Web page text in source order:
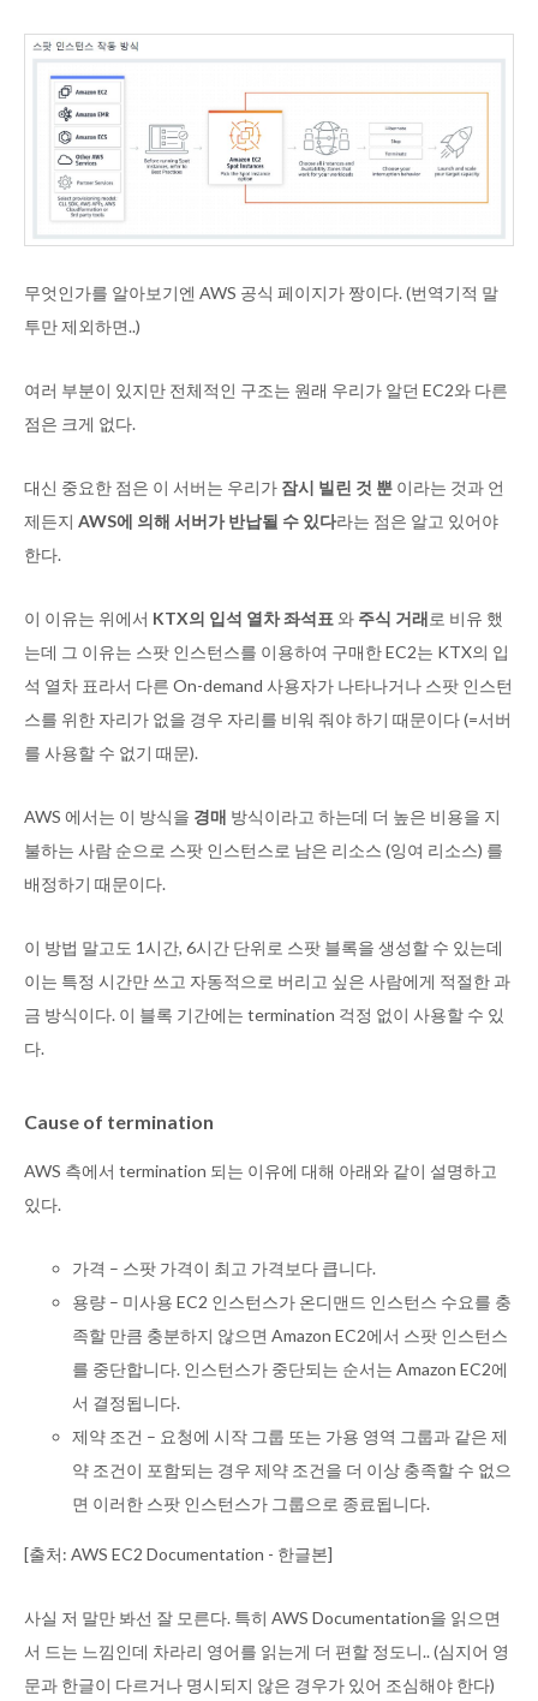
무엇인가를 알아보기엔 AWS 공식 페이지가 짱이다. (번역기적 말
투만 제외하면..)
여러 부분이 있지만 전체적인 구조는 원래 우리가 알던 EC2와 다른
점은 크게 없다.
대신 중요한 점은 이 서버는 우리가 잠시 빌린 것 뿐 이라는 것과 언
제든지 AWS에 의해 서버가 반납될 수 있다라는 점은 알고 있어야
한다.
이 이유는 위에서 KTX의 입석 열차 좌석표 와 주식 거래로 비유 했
는데 그 이유는 스팟 인스턴스를 이용하여 구매한 EC2는 KTX의 입
석 열차 표라서 다른 On-demand 사용자가 나타나거나 스팟 인스턴
스를 위한 자리가 없을 경우 자리를 비워 줘야 하기 때문이다 (=서버
를 사용할 수 없기 때문).
AWS 에서는 이 방식을 경매 방식이라고 하는데 더 높은 비용을 지
불하는 사람 순으로 스팟 인스턴스로 남은 리소스 (잉여 리소스) 를
배정하기 때문이다.
이 방법 말고도 1시간, 6시간 단위로 스팟 블록을 생성할 수 있는데
이는 특정 시간만 쓰고 자동적으로 버리고 싶은 사람에게 적절한 과
금 방식이다. 이 블록 기간에는 termination 걱정 없이 사용할 수 있
다.
Cause of termination
AWS 측에서 termination 되는 이유에 대해 아래와 같이 설명하고
있다.
가격 – 스팟 가격이 최고 가격보다 큽니다.
용량 – 미사용 EC2 인스턴스가 온디맨드 인스턴스 수요를 충
족할 만큼 충분하지 않으면 Amazon EC2에서 스팟 인스턴스
를 중단합니다. 인스턴스가 중단되는 순서는 Amazon EC2에
서 결정됩니다.
제약 조건 – 요청에 시작 그룹 또는 가용 영역 그룹과 같은 제
약 조건이 포함되는 경우 제약 조건을 더 이상 충족할 수 없으
면 이러한 스팟 인스턴스가 그룹으로 종료됩니다.
[출처: AWS EC2 Documentation - 한글본]
사실 저 말만 봐선 잘 모른다. 특히 AWS Documentation을 읽으면
서 드는 느낌인데 차라리 영어를 읽는게 더 편할 정도니.. (심지어 영
문과 한글이 다르거나 명시되지 않은 경우가 있어 조심해야 한다)